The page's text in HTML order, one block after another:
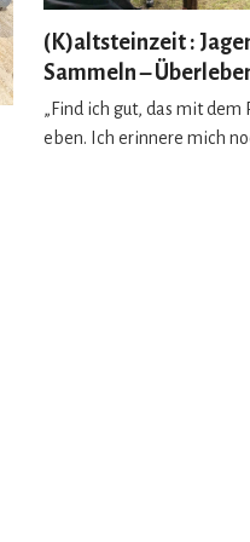
(K)altsteinzeit :
Sammeln –
„Find ich gut, das mit dem
eben. Ich erinnere mich